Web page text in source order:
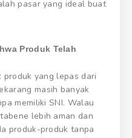
pasar yang ideal buat
Produk Telah
produk yang lepas dari
masih banyak
memiliki SNI. Walau
lebih aman dan
produk-produk tanpa